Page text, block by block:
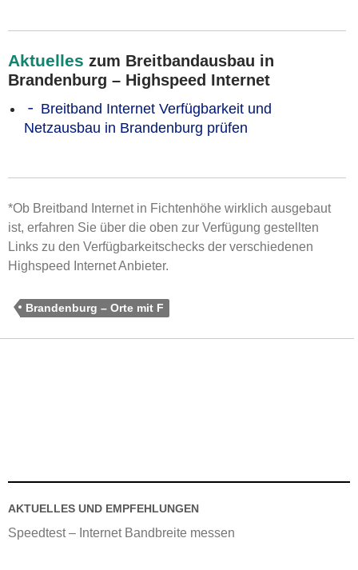
Aktuelles zum Breitbandausbau in
Brandenburg – Highspeed Internet
Breitband Internet Verfügbarkeit und
Netzausbau in Brandenburg prüfen
*Ob Breitband Internet in Fichtenhöhe wirklich ausgebaut
ist, erfahren Sie über die oben zur Verfügung gestellten
Links zu den Verfügbarkeitschecks der verschiedenen
Highspeed Internet Anbieter.
Brandenburg – Orte mit F
AKTUELLES UND EMPFEHLUNGEN
Speedtest – Internet Bandbreite messen